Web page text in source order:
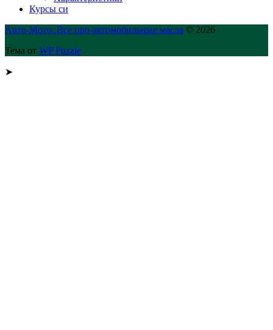
Курсы си
Авто-Мото. Все про автомобильные масла © 2026
Тема от WP Puzzle
➤